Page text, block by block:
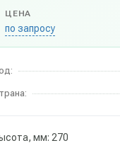
ЦЕНА
по запросу
мм: 270